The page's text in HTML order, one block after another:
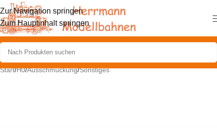
Zur Navigation springen
Zum Hauptinhalt springen
Start/H0/Ausschmückung/Sonstiges